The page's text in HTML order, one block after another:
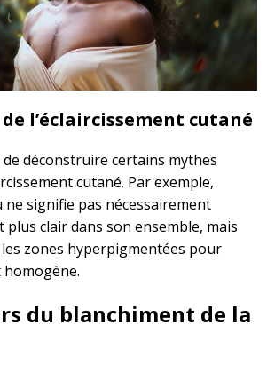
l’éclaircissement cutané
déconstruire certains mythes
cutané. Par exemple,
ne signifie pas nécessairement
clair dans son ensemble, mais
zones hyperpigmentées pour
du blanchiment de la